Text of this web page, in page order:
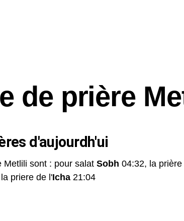
de prière
d'aujourdh'ui
Metlili sont : pour salat Sobh 04:32, la prière
priere de l'Icha 21:04